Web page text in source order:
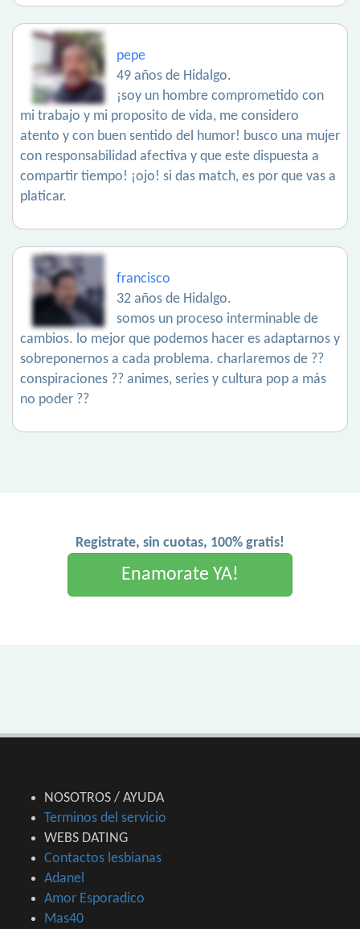
pepe
49 años de Hidalgo.
¡soy un hombre comprometido con
mi trabajo y mi proposito de vida, me considero
atento y con buen sentido del humor! busco una mujer
con responsabilidad afectiva y que este dispuesta a
compartir tiempo! ¡ojo! si das match, es por que vas a
platicar.
francisco
32 años de Hidalgo.
somos un proceso interminable de
cambios. lo mejor que podemos hacer es adaptarnos y
sobreponernos a cada problema. charlaremos de ??
conspiraciones ?? animes, series y cultura pop a más
no poder ??
Registrate, sin cuotas, 100% gratis!
Enamorate YA!
NOSOTROS / AYUDA
Terminos del servicio
WEBS DATING
Contactos lesbianas
Adanel
Amor Esporadico
Mas40